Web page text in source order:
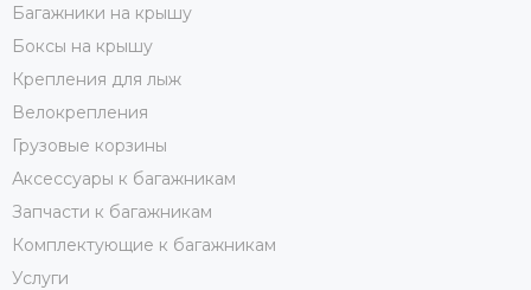
Багажники на крышу
Боксы на крышу
Крепления для лыж
Велокрепления
Грузовые корзины
Аксессуары к багажникам
Запчасти к багажникам
Комплектующие к багажникам
Услуги